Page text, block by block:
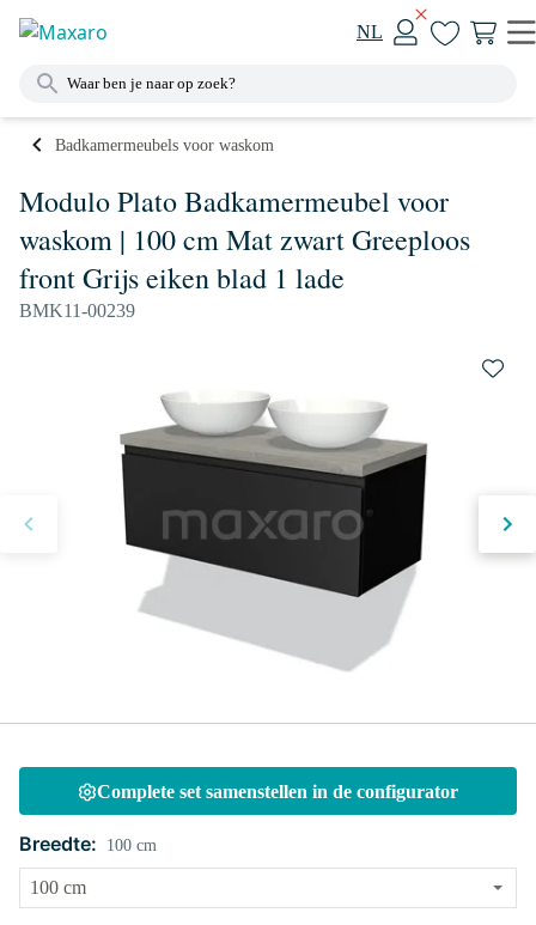
NL
Badkamermeubels voor waskom
Modulo Plato Badkamermeubel voor
waskom | 100 cm Mat zwart Greeploos
front Grijs eiken blad 1 lade
BMK11-00239
Complete set samenstellen in de configurator
Breedte: 100 cm